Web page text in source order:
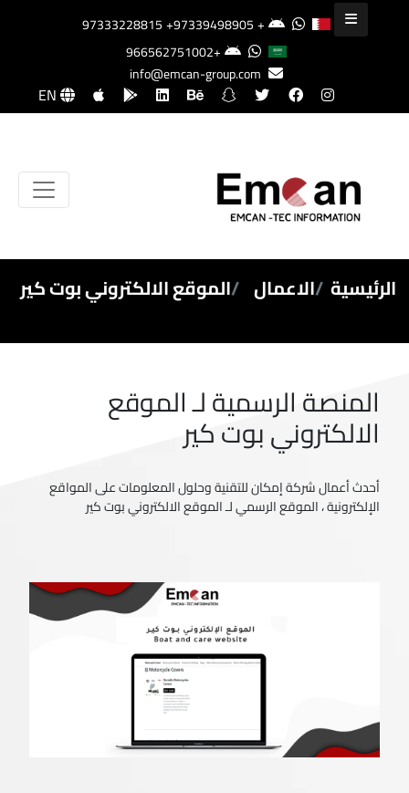
+97333228815
+97339498905
+966562751002
info@emcan-group.com
EN
الرئيسية الاعمال الموقع الالكتروني بوت كير
المنصة الرسمية لـ الموقع
الالكتروني بوت كير
أحدث أعمال شركة إمكان للتقنية وحلول المعلومات على المواقع
الإلكترونية ، الموقع الرسمي لـ الموقع الالكتروني بوت كير